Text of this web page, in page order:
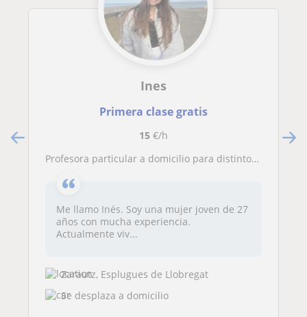
Ines
Primera clase gratis
15€/h
Profesora particular a domicilio para distintos niveles!
Me llamo Inés. Soy una mujer joven de 27
años con mucha experiencia.
Actualmente viv...
Zarautz, Esplugues de Llobregat
Se desplaza a domicilio